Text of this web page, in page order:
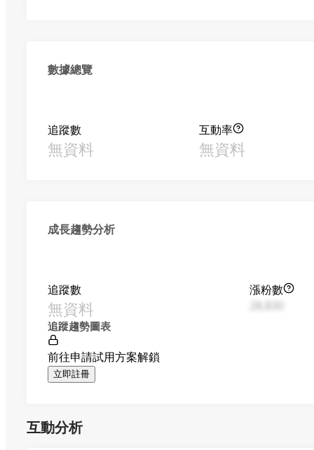
數據總覽
追蹤數
無資料
互動率
無資料
成長趨勢分析
追蹤數
無資料
漲粉數
追蹤趨勢圖表
前往申請試用方案解鎖
立即註冊
互動分析